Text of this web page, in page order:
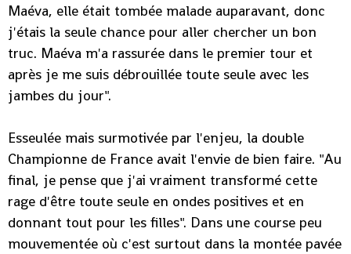
Maéva, elle était tombée malade auparavant, donc
j'étais la seule chance pour aller chercher un bon
truc. Maéva m'a rassurée dans le premier tour et
après je me suis débrouillée toute seule avec les
jambes du jour".
Esseulée mais surmotivée par l'enjeu, la double
Championne de France avait l'envie de bien faire. "Au
final, je pense que j'ai vraiment transformé cette
rage d'être toute seule en ondes positives et en
donnant tout pour les filles". Dans une course peu
mouvementée où c'est surtout dans la montée pavée